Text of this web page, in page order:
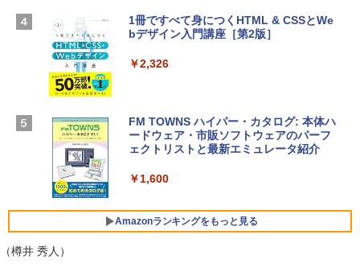
ラ、Touch ID - ミッドナイト + 3年延長
AppleCare+ for 13インチMacBook Air
(M5)|ダウンロード版
￥347,600
【Amazon.co.jp限定】 HP ノートパソコ
ン 15-fd 15.6インチ 16GBメモリ 512GB
SSD インテル Core 5
￥129,800
FMV ノートパソコン WE1-K3 (MS 365 P
ersonal/Copilotキー搭載/Win 11/15.6型/
Robloxギフトカード - 1000 Robux 【限
定バーチャルアイテムを含む】 【オンラ
ラインコード版
Windows版 | Minecraft (マインクラフ
ト): Java & Bedrock Edition | オンライ
1冊ですべて身につくHTML & CSSとWe
bデザイン入門講座［第2版］
￥2,326
FM TOWNS ハイパー・カタログ: 本体ハ
ードウェア・市販ソフトウェアのパーフ
ェクトリストと最新エミュレータ紹介
￥1,600
Amazonランキングをもっと見る
（樽井 秀人）